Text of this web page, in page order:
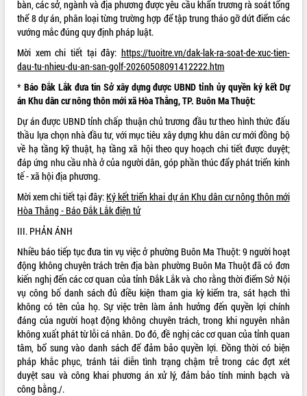
Hội thảo khoa học “Giải pháp thúc đẩy
phát triển nền kinh tế xanh tại tỉnh
Đắk Lắk”
Tăng cường giám sát, đôn đốc thực
hiện nhiệm vụ quản lý tài sản công
hàng tuần
Tháo gỡ những vướng mắc, đẩy mạnh
công tác cải cách thủ tục hành chính
tại Trung tâm Phục vụ hành chính
công tỉnh
Đắk Lắk: Tôn vinh 46 giải pháp tại Hội
thi Sáng tạo Kỹ thuật 2024 - 2025
Đắk Lắk rà soát, điều chỉnh Đề án 190
về phát triển nuôi trồng thủy sản
Phó Chủ tịch UBND tỉnh Đắk Lắk
Trương Công Thái kiểm tra thực địa
Dự án cao tốc Khánh Hòa - Buôn Ma
Thuột
Định vị cà phê Việt Nam như một “di
sản sống” trong dòng chảy toàn cầu
Xây dựng nông thôn mới: Nâng cao đời
sống người dân từ những mô hình thiết
thực
Quyết liệt tháo gỡ vướng mắc, đẩy
nhanh tiến độ các dự án trọng điểm
trong Khu kinh tế Nam Phú Yên
bàn, các sở, ngành và địa phương được yêu cầu khẩn trương rà soát tổng
thể 8 dự án, phân loại từng trường hợp để tập trung tháo gỡ dứt điểm các
vướng mắc đúng quy định pháp luật.
Mời xem chi tiết tại đây: https://tuoitre.vn/dak-lak-ra-soat-de-xuc-tien-
dau-tu-nhieu-du-an-san-golf-20260508091412222.htm
*BáoĐắk Lắk đưa tin Sở xây dựngđược UBND tỉnh ủy quyền ký kết Dự
ánKhu dân cưnông thôn mới xã Hòa Thắng, TP. Buôn Ma Thuột:
Dự án được UBND tỉnh chấp thuận chủ trương đầu tư theo hình thức đấu
thầu lựa chọn nhà đầu tư, với mục tiêu xây dựng khu dân cư mới đồng bộ
về hạ tầng kỹ thuật, hạ tầng xã hội theo quy hoạch chi tiết được duyệt;
đáp ứng nhu cầu nhà ở của người dân, góp phần thúc đẩy phát triển kinh
tế - xã hội địa phương.
Mời xem chi tiết tại đây: Ký kết triển khai dự án Khu dân cư nông thôn mới
Hòa Thắng - BáoĐắk Lắkđiện tử
III. PHẢN ÁNH
Nhiều báo tiếp tục đưa tin vụ việc ở phường Buôn Ma Thuột: 9 người hoạt
động không chuyên trách trên địa bàn phường Buôn Ma Thuột đã có đơn
kiến nghị đến các cơ quan của tỉnh Đắk Lắk và cho rằng thời điểm Sở Nội
vụ công bố danh sách đủ điều kiện tham gia kỳ kiểm tra, sát hạch thì
không có tên của họ. Sự việc trên làm ảnh hưởng đến quyền lợi chính
đáng của người hoạt động không chuyên trách, trong khi nguyên nhân
không xuất phát từ lỗi cá nhân. Do đó, đề nghị các cơ quan của tỉnh quan
tâm, bổ sung vào danh sách để đảm bảo quyền lợi. Đồng thời có biện
pháp khắc phục, tránh tái diễn tình trạng chậm trễ trong các đợt xét
duyệt sau và công khai phương án xử lý, đảm bảo tính minh bạch và
công bằng./.